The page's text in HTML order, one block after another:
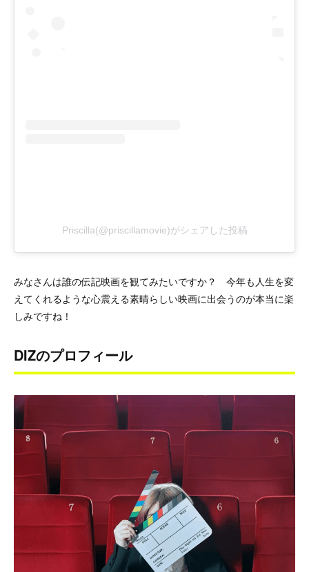
Priscilla(@priscillamovie)がシェアした投稿
みなさんは誰の伝記映画を観てみたいですか？ 今年も人生を変
えてくれるような心震える素晴らしい映画に出会うのが本当に楽
しみですね！
DIZのプロフィール